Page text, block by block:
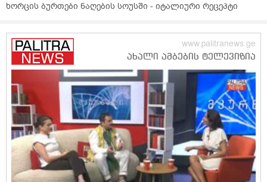
ხორცის ბურთები ნაღების სოუსში - იტალიური რეცეპტი